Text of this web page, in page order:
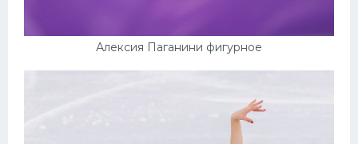
Алексия Паганини фигурное